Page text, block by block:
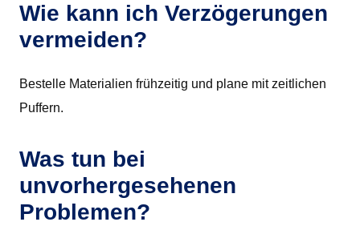
Wie kann ich Verzögerungen
vermeiden?
Bestelle Materialien frühzeitig und plane mit zeitlichen
Puffern.
Was tun bei
unvorhergesehenen
Problemen?